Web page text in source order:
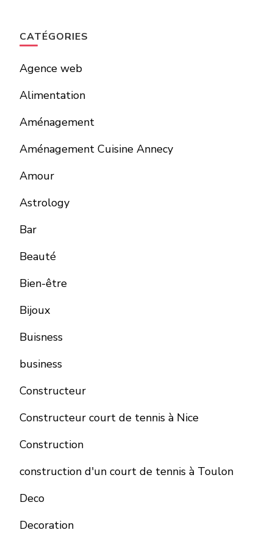
CATÉGORIES
Agence web
Alimentation
Aménagement
Aménagement Cuisine Annecy
Amour
Astrology
Bar
Beauté
Bien-être
Bijoux
Buisness
business
Constructeur
Constructeur court de tennis à Nice
Construction
construction d'un court de tennis à Toulon
Deco
Decoration